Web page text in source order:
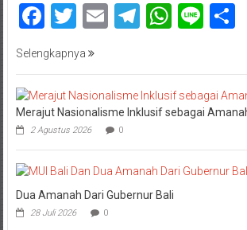
Facebook
Twitter
EmailTelegram
Line
Selengkapnya
Merajut Nasionalisme Inklusif sebagai
2 Agustus 2026 0
Dua Amanah Dari Gubernur Bali
28 Juli 2026 0